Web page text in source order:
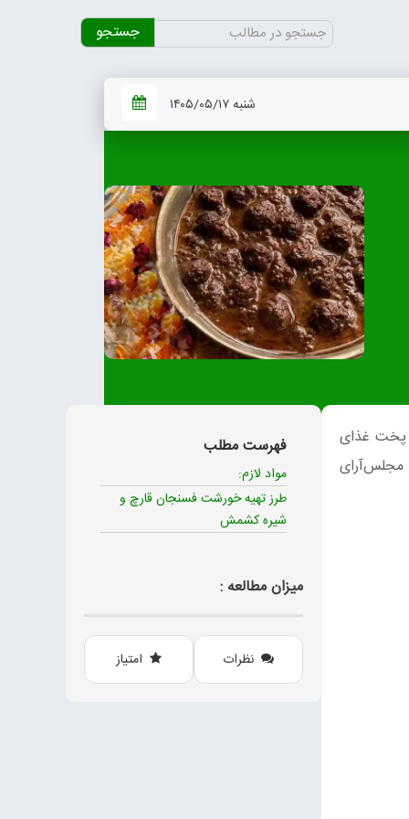
جستجو
برای:
شنبه ۱۴۰۵/۰۵/۱۷
پخت غذای
مجلس‌آرای
فهرست مطلب
مواد لازم:
طرز تهیه خورشت فسنجان قارچ و
شیره کشمش
میزان مطالعه :
نظرات امتیاز